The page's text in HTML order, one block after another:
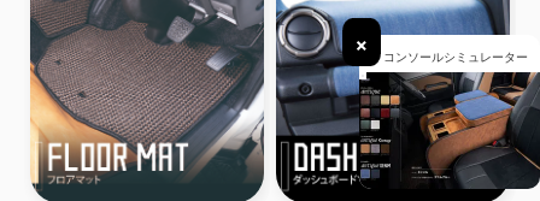
× コンソールシミュレーター